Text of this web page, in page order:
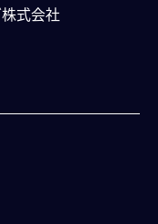
式会社